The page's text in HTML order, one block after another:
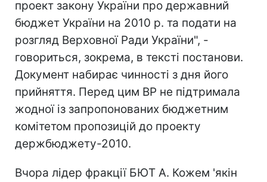
проект закону України про державний
бюджет України на 2010 р. та подати на
розгляд Верховної Ради України", -
говориться, зокрема, в тексті постанови.
Документ набирає чинності з дня його
прийняття. Перед цим ВР не підтримала
жодної із запропонованих бюджетним
комітетом пропозицій до проекту
держбюджету-2010.
Вчора лідер фракції БЮТ А. Кожем 'якін